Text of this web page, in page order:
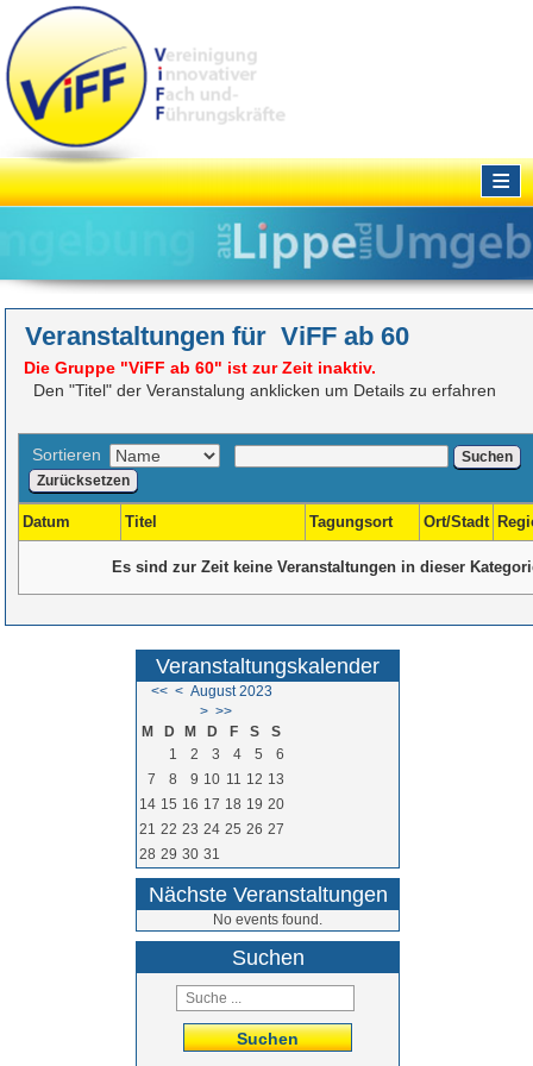
≡
Veranstaltungen für ViFF ab 60
Die Gruppe "ViFF ab 60" ist zur Zeit inaktiv.
Den "Titel" der Veranstalung anklicken um Details zu erfahren
Sortieren
Suchen
Zurücksetzen
Datum Titel Tagungsort Ort/Stadt
Es sind zur Zeit keine Veranstaltungen in dieser
Veranstaltungskalender
<< < August 2023
> >>
M
D M D F S
S
1
2 3 4 5
6
7
8 9 10 11 12 13
14 15 16 17 18 19 20
21 22 23 24 25 26 27
28 29 30 31
Nächste Veranstaltungen
No events found.
Suchen
Suchen